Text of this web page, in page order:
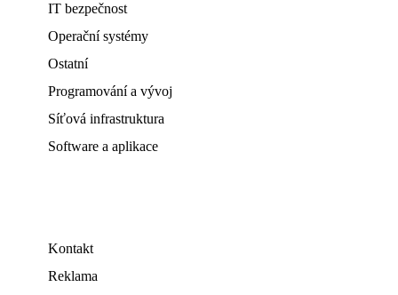
IT bezpečnost
Operační systémy
Ostatní
Programování a vývoj
Síťová infrastruktura
Software a aplikace
Kontakt
Reklama